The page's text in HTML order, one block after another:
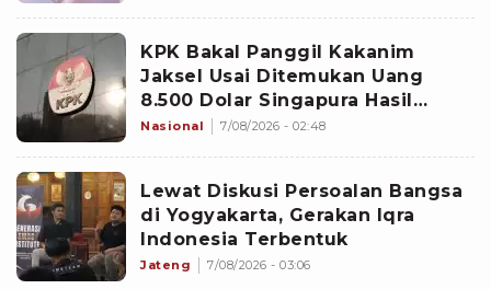
KPK Bakal Panggil Kakanim
Jaksel Usai Ditemukan Uang
8.500 Dolar Singapura Hasil
Penggeledahan
Nasional 7/08/2026 - 02:48
Lewat Diskusi Persoalan Bangsa
di Yogyakarta, Gerakan Iqra
Indonesia Terbentuk
Jateng 7/08/2026 - 03:06